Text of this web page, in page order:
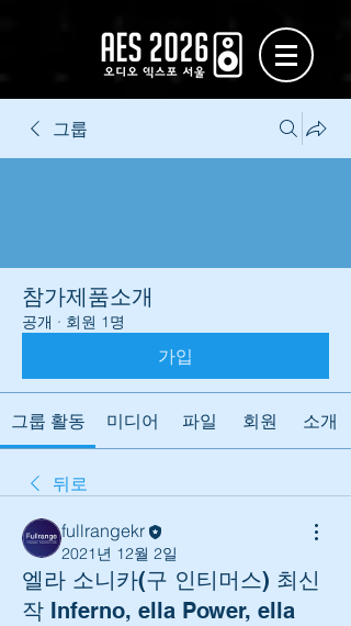
그룹
참가제품소개
공개 · 회원 1명
가입
그룹 활동 미디어 파일 회원 소개
뒤로
fullrangekr
2021년 12월 2일
엘라 소니카(구 인티머스) 최신
작 Inferno, ella Power, ella